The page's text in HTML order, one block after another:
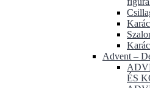
Advent –
ÉS